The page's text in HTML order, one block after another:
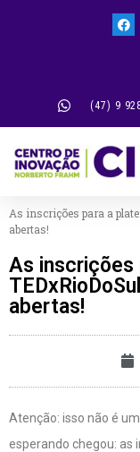
(47) 9
As inscrições para a
abertas!
As inscrições
abertas!
Atenção: isso não é
esperando chegou: as